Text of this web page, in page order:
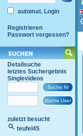
automat. Login
Registrieren
Passwort vergessen?
Detailsuche
letztes Suchergebnis
Singlevideos
zuletzt besucht
teufel45